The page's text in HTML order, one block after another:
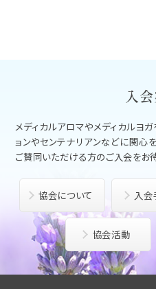
入
メディカルアロマやメディカルヨ
ョンやセンテナリアンなどに関心を
ご賛同いただける方のご入会をお
協会について 入会
協会活動